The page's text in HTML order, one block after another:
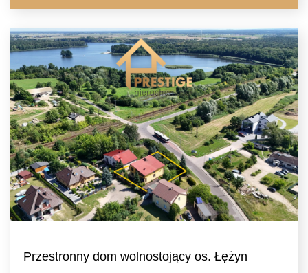
Przestronny dom wolnostojący os. Łężyn